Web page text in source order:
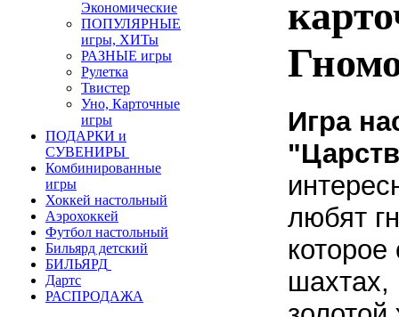
Экономические
ПОПУЛЯРНЫЕ
игры, ХИТы
РАЗНЫЕ игры
Рулетка
Твистер
Уно, Карточные
игры
ПОДАРКИ и
СУВЕНИРЫ
Комбинированные
игры
Хоккей настольный
Аэрохоккей
Футбол настольный
Бильярд детский
БИЛЬЯРД
Дартс
РАСПРОДАЖА
Игра
любят
шахтах,